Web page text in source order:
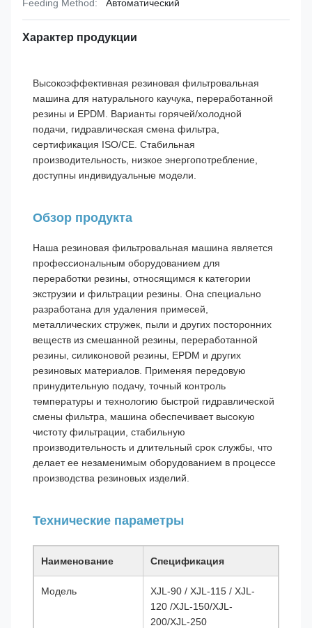
Feeding Method:
Автоматический
Характер продукции
Высокоэффективная резиновая фильтровальная
машина для натурального каучука, переработанной
резины и EPDM. Варианты горячей/холодной
подачи, гидравлическая смена фильтра,
сертификация ISO/CE. Стабильная
производительность, низкое энергопотребление,
доступны индивидуальные модели.
Обзор продукта
Наша резиновая фильтровальная машина является
профессиональным оборудованием для
переработки резины, относящимся к категории
экструзии и фильтрации резины. Она специально
разработана для удаления примесей,
металлических стружек, пыли и других посторонних
веществ из смешанной резины, переработанной
резины, силиконовой резины, EPDM и других
резиновых материалов. Применяя передовую
принудительную подачу, точный контроль
температуры и технологию быстрой гидравлической
смены фильтра, машина обеспечивает высокую
чистоту фильтрации, стабильную
производительность и длительный срок службы, что
делает ее незаменимым оборудованием в процессе
производства резиновых изделий.
Технические параметры
Наименование Спецификация
Модель
XJL-90 / XJL-115 / XJL-
120 /XJL-150/XJL-
200/XJL-250